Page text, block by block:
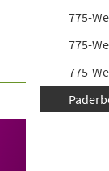
775-
775-
775-